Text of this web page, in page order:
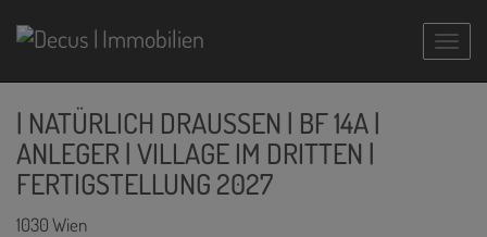
| NATÜRLICH DRAUSSEN | BF 14A |
ANLEGER | VILLAGE IM DRITTEN |
FERTIGSTELLUNG 2027
1030 Wien